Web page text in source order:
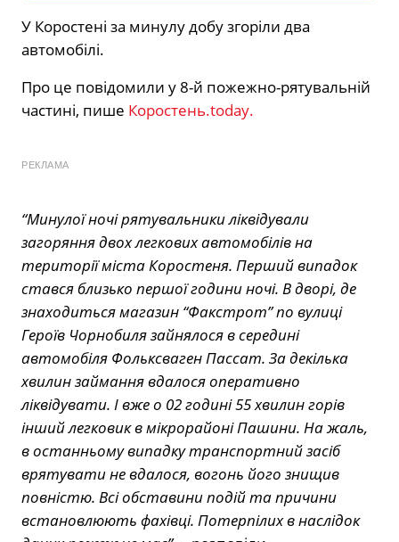
У Коростені за минулу добу згоріли два
автомобілі.
Про це повідомили у 8-й пожежно-рятувальній
частині, пише Коростень.today.
РЕКЛАМА
“Минулої ночі рятувальники ліквідували
загоряння двох легкових автомобілів на
території міста Коростеня. Перший випадок
стався близько першої години ночі. В дворі, де
знаходиться магазин “Факстрот” по вулиці
Героїв Чорнобиля зайнялося в середині
автомобіля Фольксваген Пассат. За декілька
хвилин займання вдалося оперативно
ліквідувати. І вже о 02 годині 55 хвилин горів
інший легковик в мікрорайоні Пашини. На жаль,
в останньому випадку транспортний засіб
врятувати не вдалося, вогонь його знищив
повністю. Всі обставини подій та причини
встановлюють фахівці. Потерпілих в наслідок